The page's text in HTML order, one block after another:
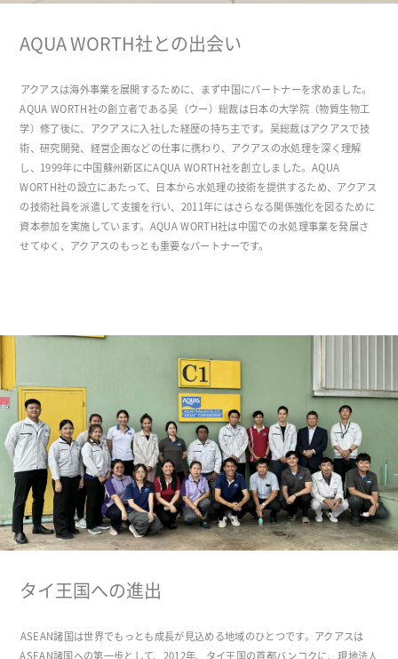
AQUA WORTH社との出会い
アクアスは海外事業を展開するために、まず中国にパートナーを求めました。
AQUA WORTH社の創立者である吴（ウー）総裁は日本の大学院（物質生物工
学）修了後に、アクアスに入社した経歴の持ち主です。吴総裁はアクアスで技
術、研究開発、経営企画などの仕事に携わり、アクアスの水処理を深く理解
し、1999年に中国蘇州新区にAQUA WORTH社を創立しました。AQUA
WORTH社の設立にあたって、日本から水処理の技術を提供するため、アクアス
の技術社員を派遣して支援を行い、2011年にはさらなる関係強化を図るために
資本参加を実施しています。AQUA WORTH社は中国での水処理事業を発展さ
せてゆく、アクアスのもっとも重要なパートナーです。
タイ王国への進出
ASEAN諸国は世界でもっとも成長が見込める地域のひとつです。アクアスは
ASEAN諸国への第一歩として、2012年、タイ王国の首都バンコクに、現地法人